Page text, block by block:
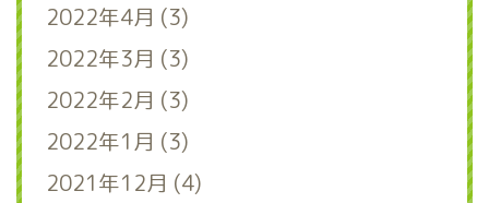
2022年4月 (3)
2022年3月 (3)
2022年2月 (3)
2022年1月 (3)
2021年12月 (4)